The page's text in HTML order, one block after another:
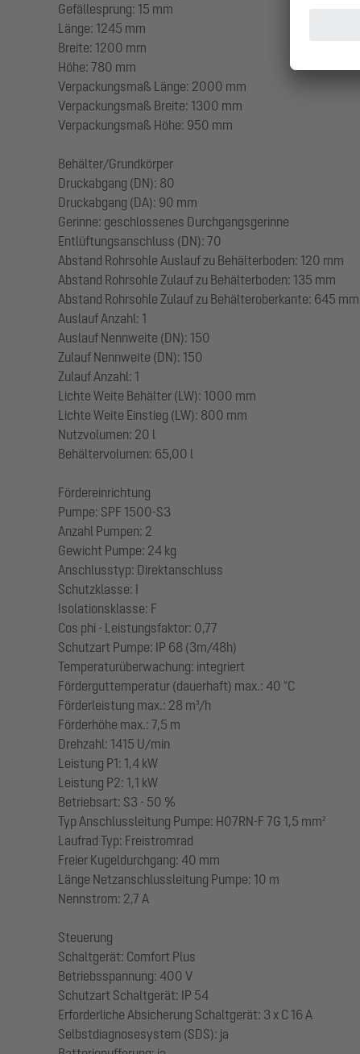
Gefällesprung: 15 mm
Länge: 1245 mm
Breite: 1200 mm
Höhe: 780 mm
Verpackungsmaß Länge: 2000 mm
Verpackungsmaß Breite: 1300 mm
Verpackungsmaß Höhe: 950 mm
Behälter/Grundkörper
Druckabgang (DN): 80
Druckabgang (DA): 90 mm
Gerinne: geschlossenes Durchgangsgerinne
Entlüftungsanschluss (DN): 70
Abstand Rohrsohle Auslauf zu Behälterboden: 120 mm
Abstand Rohrsohle Zulauf zu Behälterboden: 135 mm
Abstand Rohrsohle Zulauf zu Behälteroberkante: 645 mm
Auslauf Anzahl: 1
Auslauf Nennweite (DN): 150
Zulauf Nennweite (DN): 150
Zulauf Anzahl: 1
Lichte Weite Behälter (LW): 1000 mm
Lichte Weite Einstieg (LW): 800 mm
Nutzvolumen: 20 l
Behältervolumen: 65,00 l
Fördereinrichtung
Pumpe: SPF 1500-S3
Anzahl Pumpen: 2
Gewicht Pumpe: 24 kg
Anschlusstyp: Direktanschluss
Schutzklasse: I
Isolationsklasse: F
Cos phi - Leistungsfaktor: 0,77
Schutzart Pumpe: IP 68 (3m/48h)
Temperaturüberwachung: integriert
Förderguttemperatur (dauerhaft) max.: 40 °C
Förderleistung max.: 28 m³/h
Förderhöhe max.: 7,5 m
Drehzahl: 1415 U/min
Leistung P1: 1,4 kW
Leistung P2: 1,1 kW
Betriebsart: S3 - 50 %
Typ Anschlussleitung Pumpe: H07RN-F 7G 1,5 mm²
Laufrad Typ: Freistromrad
Freier Kugeldurchgang: 40 mm
Länge Netzanschlussleitung Pumpe: 10 m
Nennstrom: 2,7 A
Steuerung
Schaltgerät: Comfort Plus
Betriebsspannung: 400 V
Schutzart Schaltgerät: IP 54
Erforderliche Absicherung Schaltgerät: 3 x C 16 A
Selbstdiagnosesystem (SDS): ja